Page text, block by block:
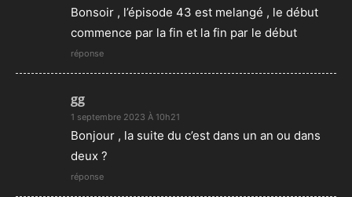
Bonsoir , l’épisode 43 est melangé , le début
commence par la fin et la fin par le début
réponse
gg
1 septembre 2023 À 10h21
Bonjour , la suite du c’est dans un an ou dans
deux ?
réponse